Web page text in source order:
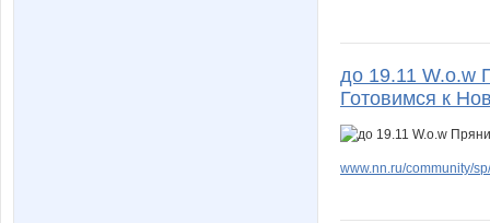
до 19.11 W.о.w
Готовимся к
www.nn.ru/community/